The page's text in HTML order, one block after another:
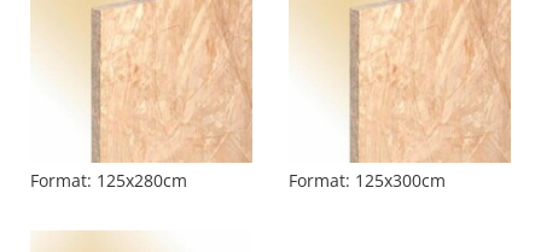
Format: 125x280cm Format: 125x300cm